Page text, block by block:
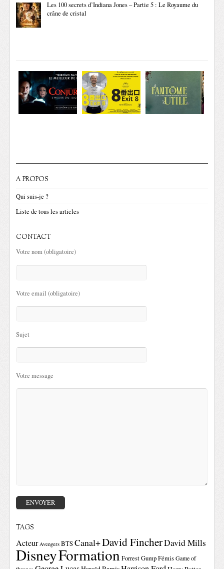
Les 100 secrets d’Indiana Jones – Partie 5 : Le Royaume du
crâne de cristal
A PROPOS
Qui suis-je ?
Liste de tous les articles
CONTACT
Votre nom (obligatoire)
Votre email (obligatoire)
Sujet
Votre message
TAGS
Acteur Avengers BTSCanal+David FincherDavid Mills
DisneyFormationForrest GumpFémis Game of